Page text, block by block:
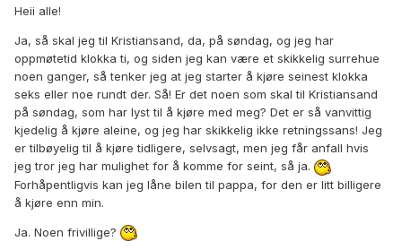
Heii alle!
Ja, så skal jeg til Kristiansand, da, på søndag, og jeg har
oppmøtetid klokka ti, og siden jeg kan være et skikkelig surrehue
noen ganger, så tenker jeg at jeg starter å kjøre seinest klokka
seks eller noe rundt der. Så! Er det noen som skal til Kristiansand
på søndag, som har lyst til å kjøre med meg? Det er så vanvittig
kjedelig å kjøre aleine, og jeg har skikkelig ikke retningssans! Jeg
er tilbøyelig til å kjøre tidligere, selvsagt, men jeg får anfall hvis
jeg tror jeg har mulighet for å komme for seint, så ja.
Forhåpentligvis kan jeg låne bilen til pappa, for den er litt billigere
å kjøre enn min.
Ja. Noen frivillige?